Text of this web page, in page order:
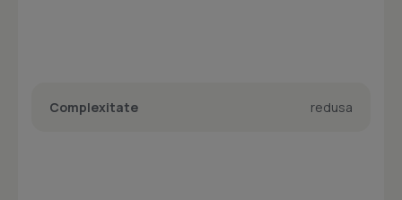
Complexitate redusa